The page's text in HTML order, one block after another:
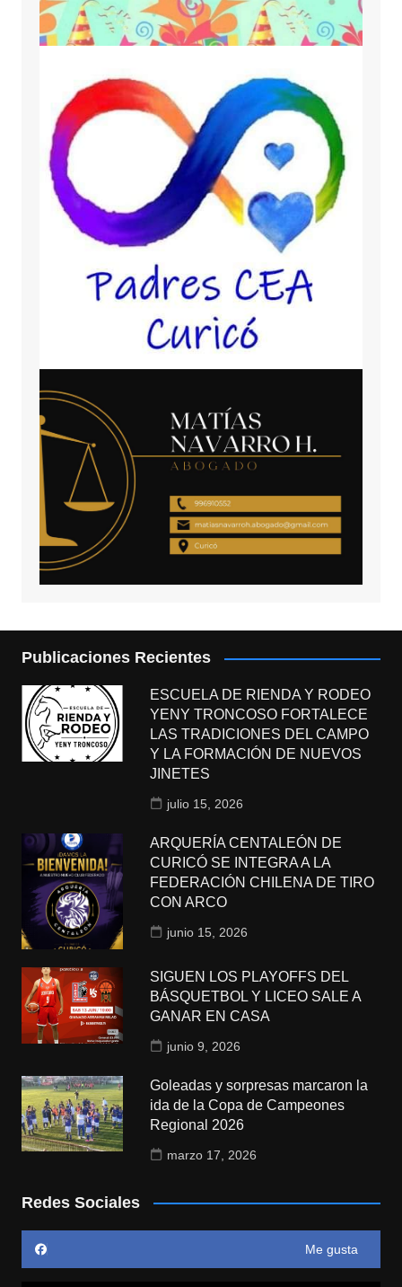
Publicaciones Recientes
ESCUELA DE RIENDA Y RODEO
YENY TRONCOSO FORTALECE
LAS TRADICIONES DEL CAMPO
Y LA FORMACIÓN DE NUEVOS
JINETES
julio 15, 2026
ARQUERÍA CENTALEÓN DE
CURICÓ SE INTEGRA A LA
FEDERACIÓN CHILENA DE TIRO
CON ARCO
junio 15, 2026
SIGUEN LOS PLAYOFFS DEL
BÁSQUETBOL Y LICEO SALE A
GANAR EN CASA
junio 9, 2026
Goleadas y sorpresas marcaron la
ida de la Copa de Campeones
Regional 2026
marzo 17, 2026
Redes Sociales
Me gusta